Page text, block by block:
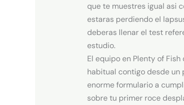
que te muestres igual asi­
estaras perdiendo el
deberas llenar el test
estudio.
El equipo en Plenty of
habitual contigo desde un
enorme formulario a
sobre tu primer roce